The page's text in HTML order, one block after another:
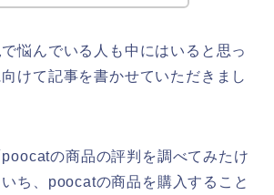
悩んでいる人も中にはいると思っ
けて記事を書かせていただきまし
の商品の評判を調べてみたけ
ち、poocatの商品を購入すること